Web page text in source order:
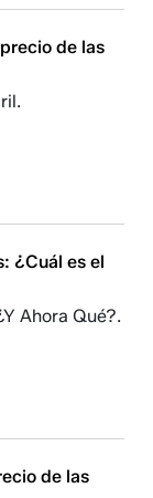
de las
¿Cuál es el
Ahora Qué?.
de las